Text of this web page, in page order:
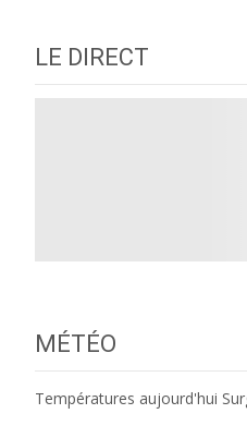
LE DIRECT
MÉTÉO
Températures aujourd'hui